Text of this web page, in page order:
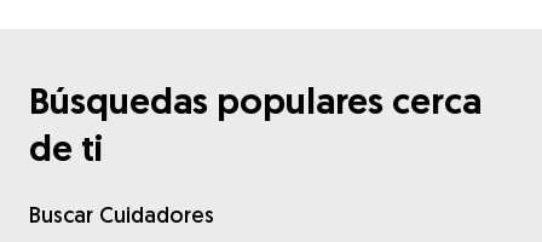
Búsquedas populares cerca
de ti
Buscar Cuidadores